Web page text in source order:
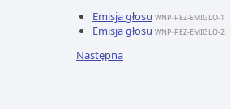
Emisja głosu WNP-PEZ-EMIGLO-1
Emisja głosu WNP-PEZ-EMIGLO-2
Następna